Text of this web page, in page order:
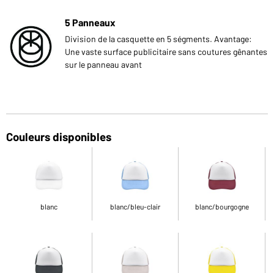
5 Panneaux
Division de la casquette en 5 ségments. Avantage:
Une vaste surface publicitaire sans coutures gênantes
sur le panneau avant
Couleurs disponibles
blanc blanc/bleu-clair blanc/bourgogne